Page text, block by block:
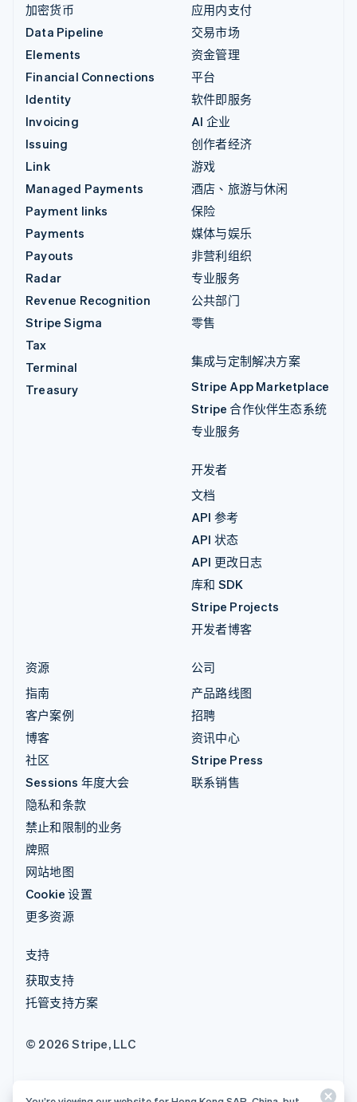
加密货币
Data Pipeline
Elements
Financial Connections
Identity
Invoicing
Issuing
Link
Managed Payments
Payment links
Payments
Payouts
Radar
Revenue Recognition
Stripe Sigma
Tax
Terminal
Treasury
应用内支付
交易市场
资金管理
平台
软件即服务
AI 企业
创作者经济
游戏
酒店、旅游与休闲
保险
媒体与娱乐
非营利组织
专业服务
公共部门
零售
集成与定制解决方案
Stripe App Marketplace
Stripe 合作伙伴生态系统
专业服务
开发者
文档
API 参考
API 状态
API 更改日志
库和 SDK
Stripe Projects
开发者博客
资源
指南
客户案例
博客
社区
Sessions 年度大会
隐私和条款
禁止和限制的业务
牌照
网站地图
Cookie 设置
更多资源
公司
产品路线图
招聘
资讯中心
Stripe Press
联系销售
支持
获取支持
托管支持方案
© 2026 Stripe, LLC